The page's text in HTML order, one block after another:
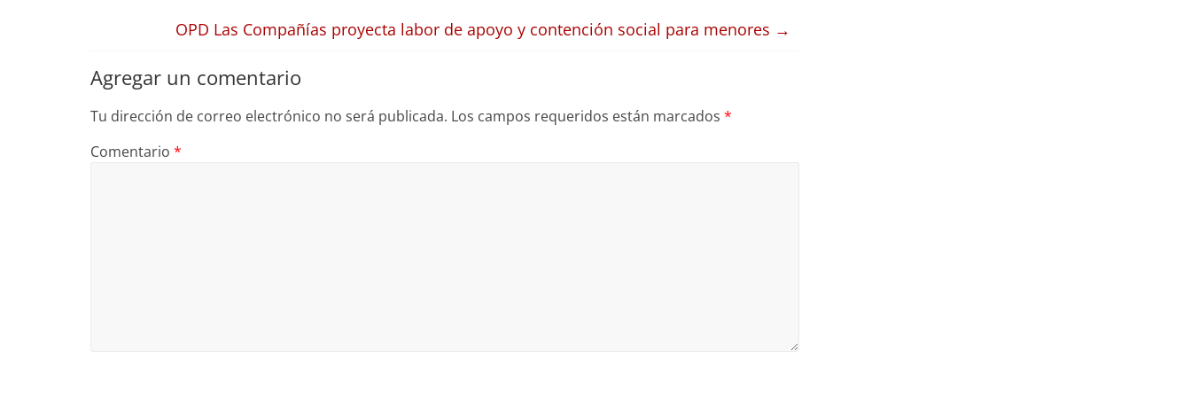
OPD Las Compañías proyecta labor de apoyo y contención social para menores →
Agregar un comentario
Tu dirección de correo electrónico no será publicada. Los campos requeridos están marcados *
Comentario *